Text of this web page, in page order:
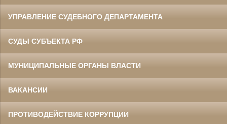
УПРАВЛЕНИЕ СУДЕБНОГО ДЕПАРТАМЕНТА
СУДЫ СУБЪЕКТА РФ
МУНИЦИПАЛЬНЫЕ ОРГАНЫ ВЛАСТИ
ВАКАНСИИ
ПРОТИВОДЕЙСТВИЕ КОРРУПЦИИ